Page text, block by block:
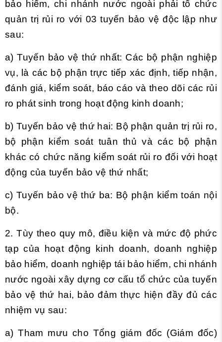
bảo hiểm, chi nhánh nước ngoài phải tổ chức
quản trị rủi ro với 03 tuyến bảo vệ độc lập như
sau:
a) Tuyến bảo vệ thứ nhất: Các bộ phận nghiệp
vụ, là các bộ phận trực tiếp xác định, tiếp nhận,
đánh giá, kiểm soát, báo cáo và theo dõi các rủi
ro phát sinh trong hoạt động kinh doanh;
b) Tuyến bảo vệ thứ hai: Bộ phận quản trị rủi ro,
bộ phận kiểm soát tuân thủ và các bộ phận
khác có chức năng kiểm soát rủi ro đối với hoạt
động của tuyến bảo vệ thứ nhất;
c) Tuyến bảo vệ thứ ba: Bộ phận kiểm toán nội
bộ.
2. Tùy theo quy mô, điều kiện và mức độ phức
tạp của hoạt động kinh doanh, doanh nghiệp
bảo hiểm, doanh nghiệp tái bảo hiểm, chi nhánh
nước ngoài xây dựng cơ cấu tổ chức của tuyến
bảo vệ thứ hai, bảo đảm thực hiện đầy đủ các
nhiệm vụ sau:
a) Tham mưu cho Tổng giám đốc (Giám đốc)